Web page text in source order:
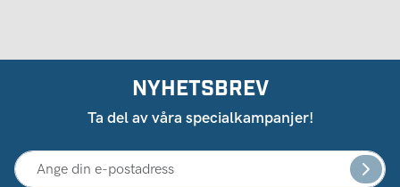
NYHETSBREV
Ta del av våra specialkampanjer!